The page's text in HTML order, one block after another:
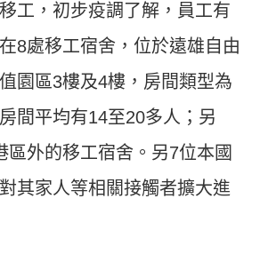
工，初步疫調了解，員工有
8處移工宿舍，位於遠雄自由
園區3樓及4樓，房間類型為
間平均有14至20多人；另
區外的移工宿舍。另7位本國
其家人等相關接觸者擴大進